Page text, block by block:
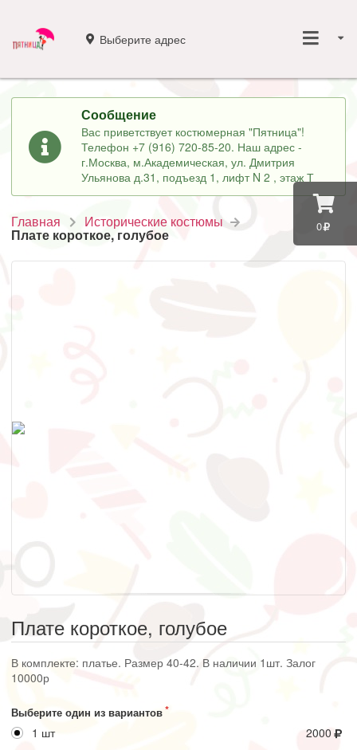
0
Выберите адрес
Сообщение
Вас приветствует костюмерная "Пятница"!
Телефон +7 (916) 720-85-20. Наш адрес -
г.Москва, м.Академическая, ул. Дмитрия
Ульянова д.31, подъезд 1, лифт N 2 , этаж Т
Главная Исторические костюмы
Плате короткое, голубое
Плате короткое, голубое
В комплекте: платье. Размер 40-42. В наличии 1шт. Залог
10000р
Выберите один из вариантов
1 шт 2000